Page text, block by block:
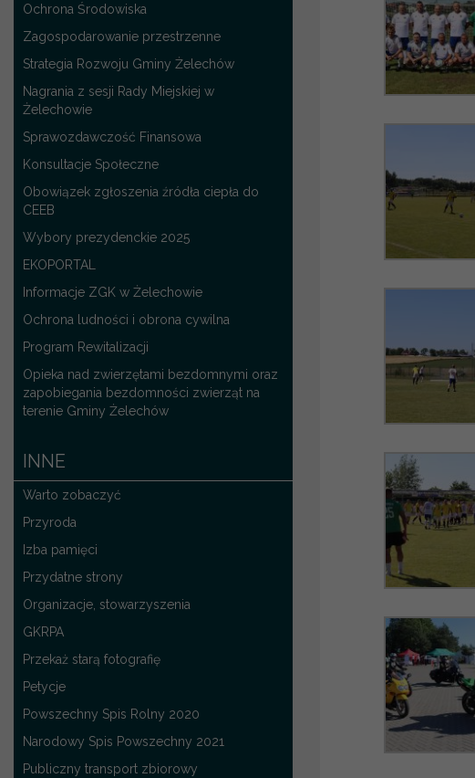
Ochrona Środowiska
Zagospodarowanie przestrzenne
Strategia Rozwoju Gminy Żelechów
Nagrania z sesji Rady Miejskiej w
Żelechowie
Sprawozdawczość Finansowa
Konsultacje Społeczne
Obowiązek zgłoszenia źródła ciepła do
CEEB
Wybory prezydenckie 2025
EKOPORTAL
Informacje ZGK w Żelechowie
Ochrona ludności i obrona cywilna
Program Rewitalizacji
Opieka nad zwierzętami bezdomnymi oraz
zapobiegania bezdomności zwierząt na
terenie Gminy Żelechów
INNE
Warto zobaczyć
Przyroda
Izba pamięci
Przydatne strony
Organizacje, stowarzyszenia
GKRPA
Przekaż starą fotografię
Petycje
Powszechny Spis Rolny 2020
Narodowy Spis Powszechny 2021
Publiczny transport zbiorowy